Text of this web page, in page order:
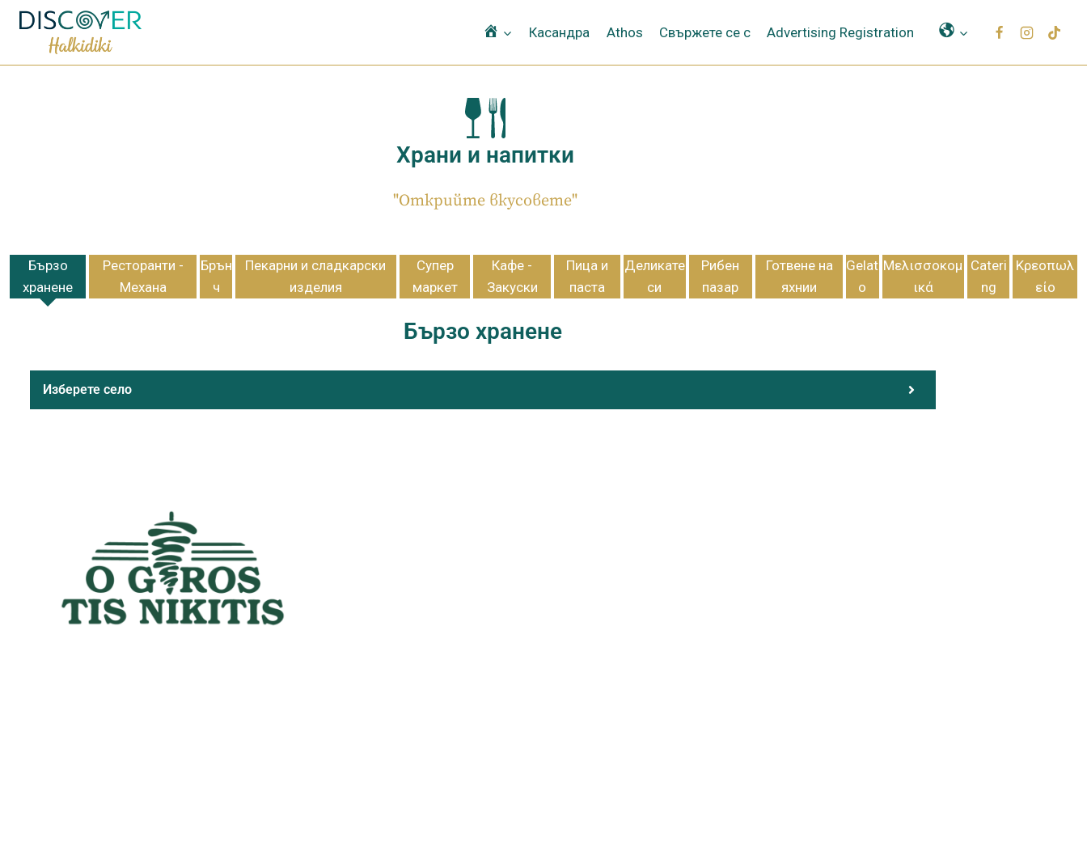
ΑρχικήКасандра Athos Свържете се с Advertising Registration Μετάφραση
Храни и напитки
"Открийте вкусовете"
Бързо
хранене
Ресторанти -
Механа
Брън
ч
Пекарни и сладкарски
изделия
Супер
маркет
Кафе -
Закуски
Пица и
паста
Деликате
си
Рибен
пазар
Готвене на
яхнии
Gelat
o
Μελισσοκομ
ικά
Cateri
ng
Κρεοπωλ
είο
Бързо хранене
Изберете село